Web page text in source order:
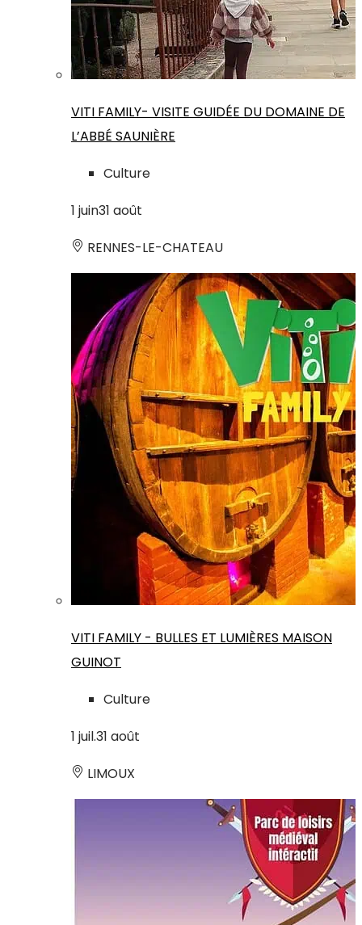
VITI FAMILY- VISITE GUIDÉE DU DOMAINE DE
L’ABBÉ SAUNIÈRE
Culture
1 juin31 août
RENNES-LE-CHATEAU
VITI FAMILY - BULLES ET LUMIÈRES MAISON
GUINOT
Culture
1 juil.31 août
LIMOUX